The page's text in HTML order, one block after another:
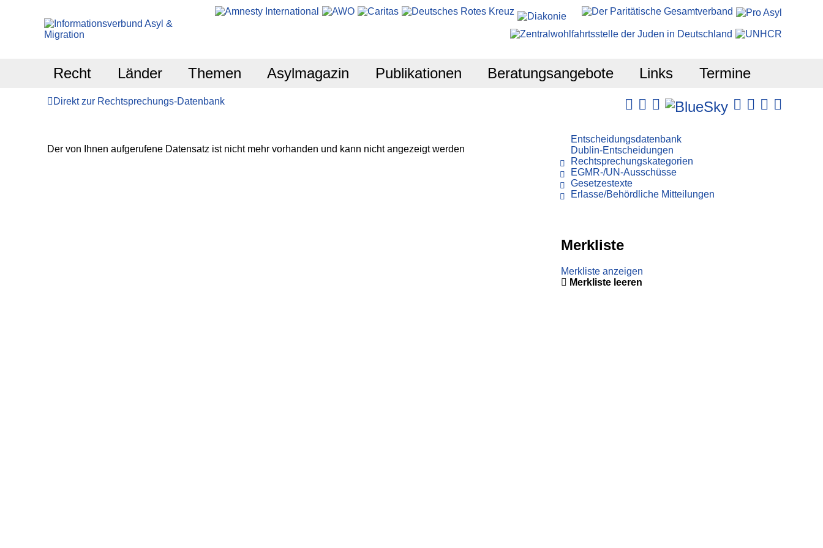
Recht Länder Themen Asylmagazin Publikationen Beratungsangebote Links Termine
Direkt zur Rechtsprechungs-Datenbank
Der von Ihnen aufgerufene Datensatz ist nicht mehr vorhanden und kann nicht angezeigt werden
Entscheidungsdatenbank
Dublin-Entscheidungen
Rechtsprechungskategorien
EGMR-/UN-Ausschüsse
Gesetzestexte
Erlasse/Behördliche Mitteilungen
Merkliste
Merkliste anzeigen
Merkliste leeren